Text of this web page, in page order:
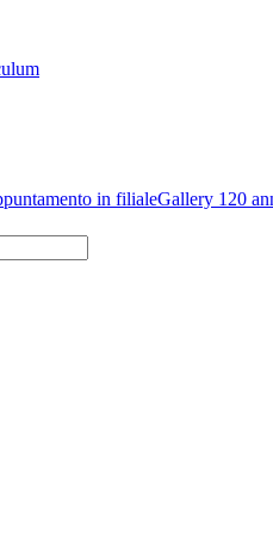
in filialeGallery 120